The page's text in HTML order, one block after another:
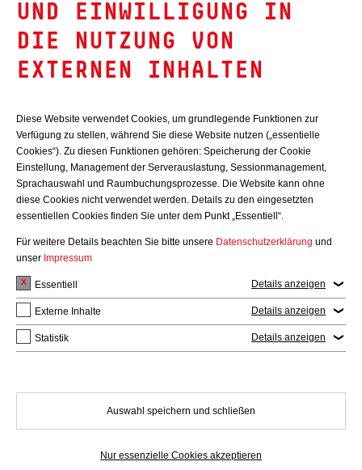
BITTE WÄHLEN
Gebäude auf der interaktiven Karte anzeigen
UND EINWILLIGUNG IN
DIE NUTZUNG VON
EXTERNEN INHALTEN
Diese Website verwendet Cookies, um grundlegende Funktionen zur
Verfügung zu stellen, während Sie diese Website nutzen („essentielle
Cookies“). Zu diesen Funktionen gehören: Speicherung der Cookie
Einstellung, Management der Serverauslastung, Sessionmanagement,
Sprachauswahl und Raumbuchungsprozesse. Die Website kann ohne
diese Cookies nicht verwendet werden. Details zu den eingesetzten
essentiellen Cookies finden Sie unter dem Punkt „Essentiell“.
Für weitere Details beachten Sie bitte unsere Datenschutzerklärung und
unser Impressum
Essentiell Details anzeigen
Externe Inhalte Details anzeigen
Statistik Details anzeigen
Auswahl speichern und schließen
Nur essenzielle Cookies akzeptieren